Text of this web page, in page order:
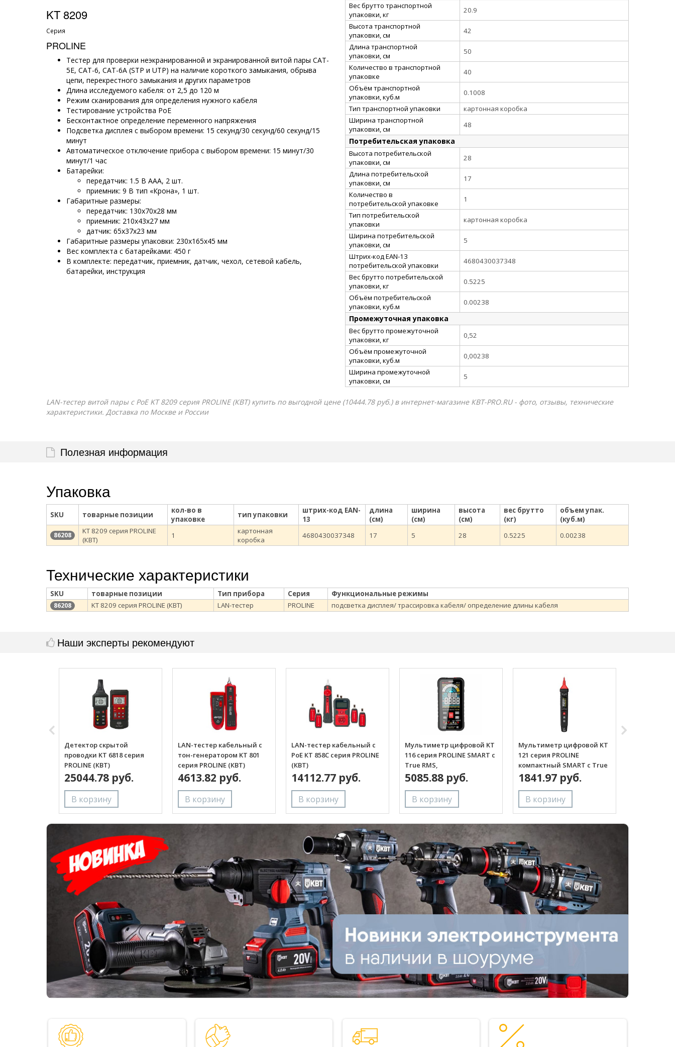
KT 8209
Серия
PROLINE
Тестер для проверки неэкранированной и экранированной витой пары CAT-
5E, CAT-6, CAT-6A (STP и UTP) на наличие короткого замыкания, обрыва
цепи, перекрестного замыкания и других параметров
Длина исследуемого кабеля: от 2,5 до 120 м
Режим сканирования для определения нужного кабеля
Тестирование устройства PoE
Бесконтактное определение переменного напряжения
Подсветка дисплея с выбором времени: 15 секунд/30 секунд/60 секунд/15
минут
Автоматическое отключение прибора с выбором времени: 15 минут/30
минут/1 час
Батарейки:
передатчик: 1.5 В ААА, 2 шт.
приемник: 9 В тип «Крона», 1 шт.
Габаритные размеры:
передатчик: 130х70х28 мм
приемник: 210х43х27 мм
датчик: 65х37х23 мм
Габаритные размеры упаковки: 230х165х45 мм
Вес комплекта с батарейками: 450 г
В комплекте: передатчик, приемник, датчик, чехол, сетевой кабель,
батарейки, инструкция
Вес брутто транспортной
упаковки, кг
20.9
Высота транспортной
упаковки, см
42
Длина транспортной
упаковки, см
50
Количество в транспортной
упаковке
40
Объём транспортной
упаковки, куб.м
0.1008
Тип транспортной упаковки
картонная коробка
Ширина транспортной
упаковки, см
48
Потребительская упаковка
Высота потребительской
упаковки, см
28
Длина потребительской
упаковки, см
17
Количество в
потребительской упаковке
1
Тип потребительской
упаковки
картонная коробка
Ширина потребительской
упаковки, см
5
Штрих-код EAN-13
потребительской упаковки
4680430037348
Вес брутто потребительской
упаковки, кг
0.5225
Объём потребительской
упаковки, куб.м
0.00238
Промежуточная упаковка
Вес брутто промежуточной
упаковки, кг
0,52
Объём промежуточной
упаковки, куб.м
0,00238
Ширина промежуточной
упаковки, см
5
LAN-тестер витой пары с РоЕ KT 8209 серия PROLINE (КВТ) купить по выгодной цене (10444.78 руб.) в интернет-магазине КВТ-PRO.RU - фото, отзывы, технические
характеристики. Доставка по Москве и России
Полезная информация
Упаковка
SKU товарные позиции
кол-во в
упаковке
тип упаковки
штрих-код EAN-
13
длина
(см)
ширина
(см)
высота
(см)
вес брутто
(кг)
объем упак.
(куб.м)
86208
KT 8209 серия PROLINE
(КВТ)
1
картонная
коробка
4680430037348 17 5 28 0.5225 0.00238
Технические характеристики
SKU товарные позиции Тип прибора Серия Функциональные режимы
86208 KT 8209 серия PROLINE (КВТ) LAN-тестер PROLINE подсветка дисплея/ трассировка кабеля/ определение длины кабеля
Наши эксперты рекомендуют
Детектор скрытой
проводки KT 6818 серия
PROLINE (КВТ)
25044.78 руб.
LAN-тестер кабельный с
тон-генератором KT 801
серия PROLINE (КВТ)
4613.82 руб.
LAN-тестер кабельный с
PoE КТ 858C серия PROLINE
(КВТ)
14112.77 руб.
Мультиметр цифровой KT
116 серия PROLINE SMART с
True RMS,
автоматическим выбором
режимов и пределов
измерений и цветным ЖК-
дисплеем 3,6’’
5085.88 руб.
Мультиметр цифровой KT
121 серия PROLINE
компактный SMART с True
RMS
1841.97 руб.